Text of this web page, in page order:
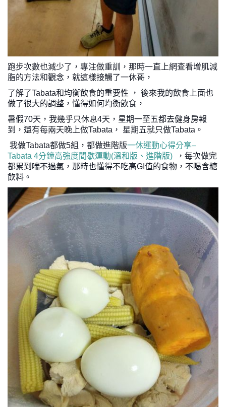
跑步次數也減少了，專注做重訓，那時一直上網查看增肌減
脂的方法和觀念，就這樣接觸了一休哥，
了解了Tabata和均衡飲食的重要性 ， 後來我的飲食上面也
做了很大的調整，懂得如何均衡飲食，
暑假70天，我幾乎只休息4天，星期一至五都去健身房報
到，還有每兩天晚上做Tabata， 星期五就只做Tabata。
我做Tabata都做5組，都做進階版一休運動心得分享–
Tabata 4分鐘高強度間歇運動(溫和版、進階版) ，每次做完
都累到喘不過氣，那時也懂得不吃高GI值的食物，不喝含糖
飲料。